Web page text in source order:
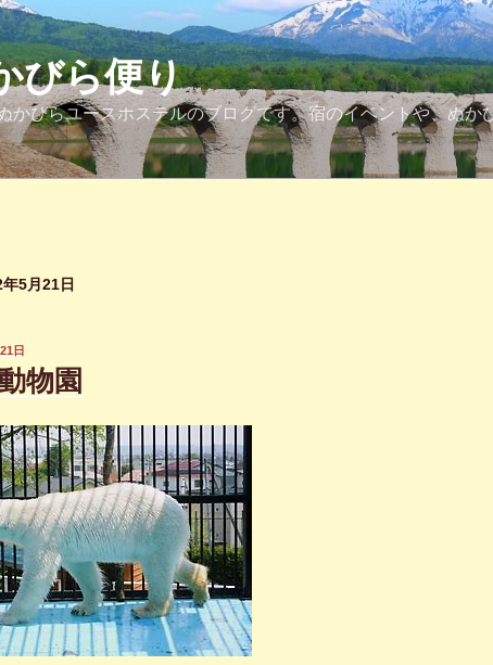
びら便り
かびらユースホステルのブログです。宿のイベントや、ぬ
5月21日
日
物園